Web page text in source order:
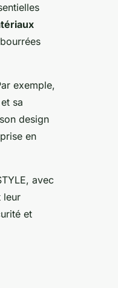
exemple,
sa
design
en
avec
leur
et